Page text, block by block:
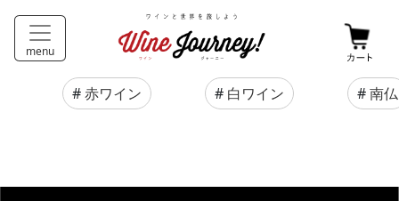
menu
#赤ワイン # 白ワイン #南仏